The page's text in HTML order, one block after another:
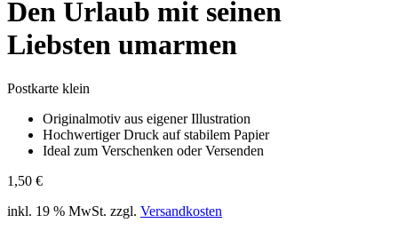
Den Urlaub mit seinen
Liebsten umarmen
Postkarte klein
Originalmotiv aus eigener Illustration
Hochwertiger Druck auf stabilem Papier
Ideal zum Verschenken oder Versenden
1,50 €
inkl. 19 % MwSt. zzgl. Versandkosten